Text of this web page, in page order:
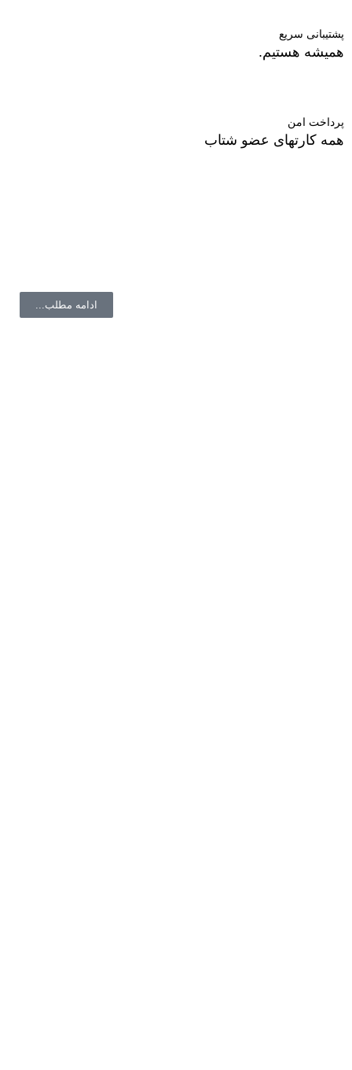
پشتیبانی سریع
همیشه هستیم.
پرداخت امن
همه کارتهای عضو شتاب
ادامه مطلب...